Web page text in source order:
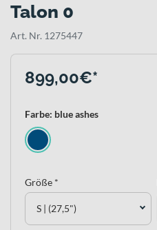
Talon 0
Art. Nr. 1275447
899,00€*
Farbe: blue ashes
Größe *
S | (27,5")